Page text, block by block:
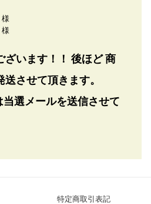
ざいます！！ 後ほど 商
させて頂きます。
選メールを送信させて
特定商取引表記